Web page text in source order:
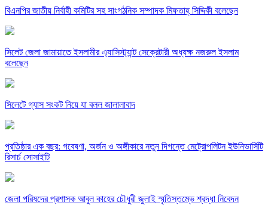
বিএনপির জাতীয় নির্বাহী কমিটির সহ সাংগঠনিক সম্পাদক মিফতাহ্ সিদ্দিকী বলেছেন
সিলেট জেলা জামায়াতে ইসলামীর এ্যাসিস্ট্যান্ট সেক্রেটারী অধ্যক্ষ নজরুল ইসলাম
বলেছেন
সিলেটে গ্যাস সংকট নিয়ে যা বলল জালালাবাদ
প্রতিষ্ঠার এক বছর: গবেষণা, অর্জন ও অঙ্গীকারে নতুন দিগন্তে মেট্রোপলিটন ইউনিভার্সিটি
রিসার্চ সোসাইটি
জেলা পরিষদের প্রশাসক আবুল কাহের চৌধুরী জুলাই স্মৃতিস্তম্ভে শ্রদ্ধা নিবেদন